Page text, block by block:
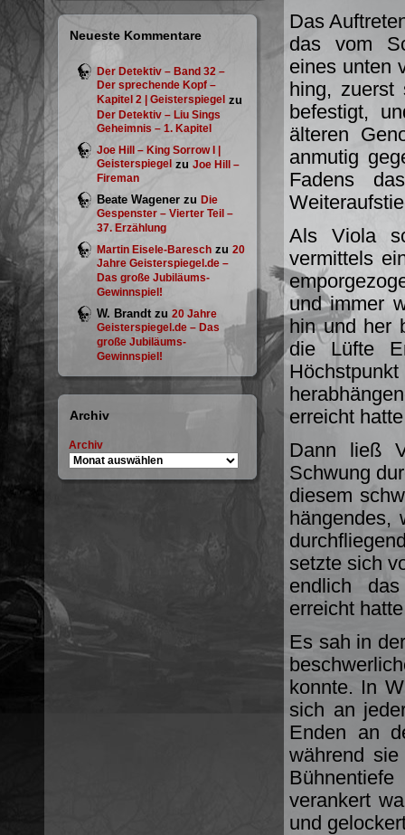
Neueste Kommentare
Der Detektiv – Band 32 –
Der sprechende Kopf –
Kapitel 2 | Geisterspiegel zu
Der Detektiv – Liu Sings
Geheimnis – 1. Kapitel
Joe Hill – King Sorrow I |
Geisterspiegel zu Joe Hill –
Fireman
Beate Wagener zu Die
Gespenster – Vierter Teil –
37. Erzählung
Martin Eisele-Baresch zu 20
Jahre Geisterspiegel.de –
Das große Jubiläums-
Gewinnspiel!
W. Brandtzu 20 Jahre
Geisterspiegel.de – Das
große Jubiläums-
Gewinnspiel!
Archiv
Archiv
Das
das vom
eines unten
hing, zuerst
befestigt,
älteren
anmutig
Fadens
Als Viola
vermittels
und immer
hin und her
die Lüfte
erreicht
Dann ließ
Schwung
diesem
hängendes,
setzte sich
endlich
erreicht
Es sah in
konnte. In
sich an
Enden an
während
verankert
und